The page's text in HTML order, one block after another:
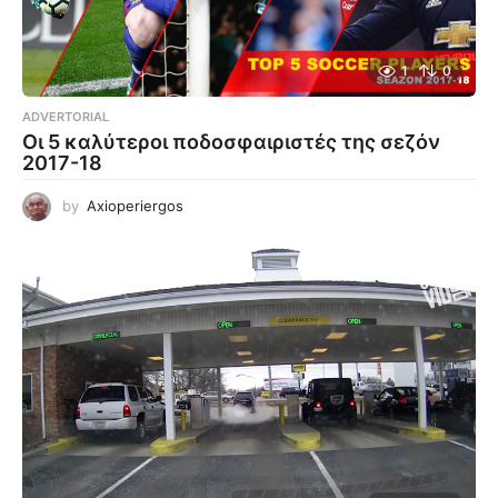
1 0
ADVERTORIAL
Οι 5 καλύτεροι ποδοσφαιριστές της σεζόν
2017-18
by Axioperiergos